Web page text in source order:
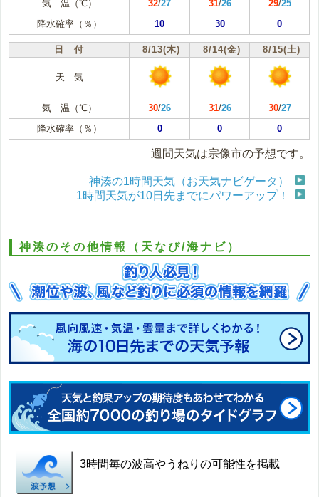
気 温（℃） 32/27 31/26 29/25
降水確率（％）
10 30 0
日 付 8/13(木) 8/14(金) 8/15(土)
天 気
気 温（℃） 30/26 31/26 30/27
降水確率（％）
0 0 0
週間天気は宗像市の予想です。
神湊の1時間天気（お天気ナビゲータ）
1時間天気が10日先までにパワーアップ！
神湊のその他情報（天なび/海ナビ）
3時間毎の波高やうねりの可能性を掲載